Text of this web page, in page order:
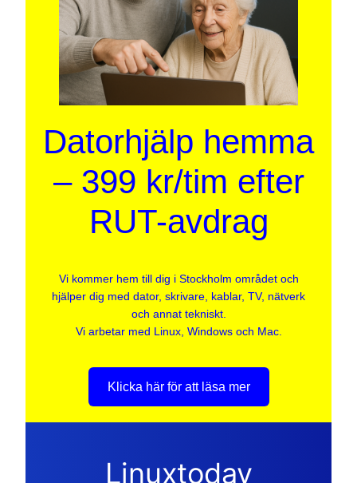
Datorhjälp hemma
– 399 kr/tim efter
RUT-avdrag
Vi kommer hem till dig i Stockholm området och
hjälper dig med dator, skrivare, kablar, TV, nätverk
och annat tekniskt.
Vi arbetar med Linux, Windows och Mac.
Klicka här för att läsa mer
Linuxtoday